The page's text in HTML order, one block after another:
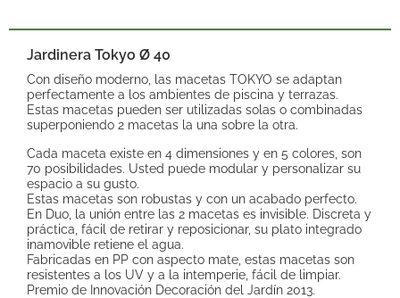
Jardinera Tokyo Ø 40
Con diseño moderno, las macetas TOKYO se adaptan
perfectamente a los ambientes de piscina y terrazas.
Estas macetas pueden ser utilizadas solas o combinadas
superponiendo 2 macetas la una sobre la otra.
Cada maceta existe en 4 dimensiones y en 5 colores, son
70 posibilidades. Usted puede modular y personalizar su
espacio a su gusto.
Estas macetas son robustas y con un acabado perfecto.
En Duo, la unión entre las 2 macetas es invisible. Discreta y
práctica, fácil de retirar y reposicionar, su plato integrado
inamovible retiene el agua.
Fabricadas en PP con aspecto mate, estas macetas son
resistentes a los UV y a la intemperie, fácil de limpiar.
Premio de Innovación Decoración del Jardín 2013.